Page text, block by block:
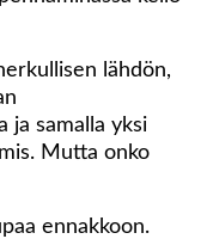
lähdön,
ja samalla yksi
Mutta onko
ennakkoon.